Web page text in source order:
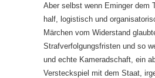
Aber selbst wenn Eminger dem
half, logistisch und
Märchen vom Widerstand
Strafverfolgungsfristen und so
und echte Kameradschaft, ein
Versteckspiel mit dem Staat,